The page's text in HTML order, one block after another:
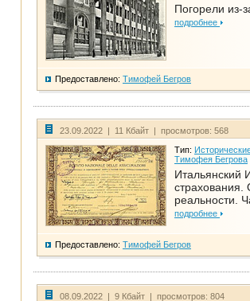
Погорели из-
подробнее
Предоставлено: Тимофей Бегров
23.09.2022 | 11 Кбайт | просмотров: 568
Тип:
Тимофея Бегрова
Итальянский
страхования.
реальности.
подробнее
Предоставлено: Тимофей Бегров
08.09.2022 | 9 Кбайт | просмотров: 804